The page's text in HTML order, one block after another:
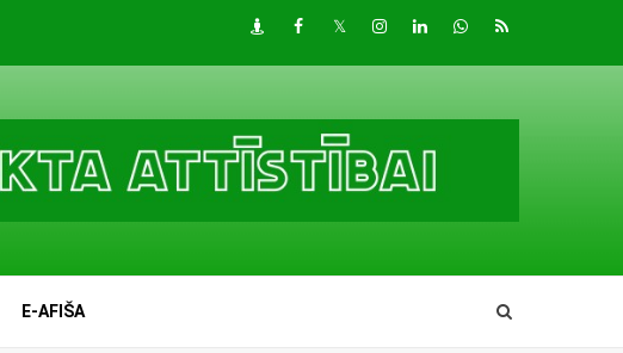
DraugiemFacebook
TwitterInstagram
LinkedInwhatsapp
RSS
E-AFIŠA